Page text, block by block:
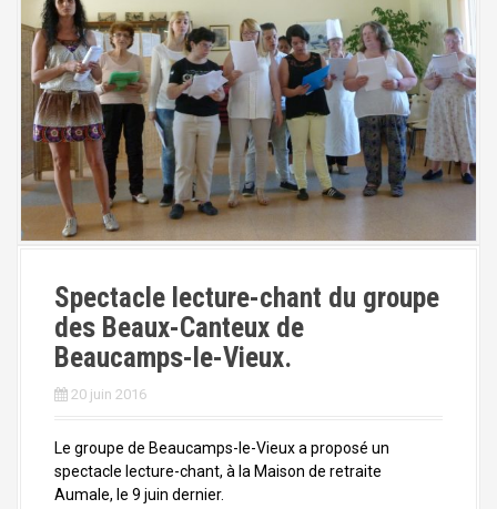
Spectacle lecture-chant du groupe
des Beaux-Canteux de
Beaucamps-le-Vieux.
20 juin 2016
Le groupe de Beaucamps-le-Vieux a proposé un
spectacle lecture-chant, à la Maison de retraite
Aumale, le 9 juin dernier.